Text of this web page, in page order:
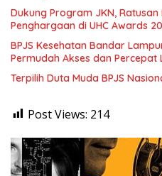
Dukung Program JKN,
Penghargaan di UHC Awards
BPJS Kesehatan Bandar
Permudah Akses dan Percepat
Terpilih Duta Muda BPJS
Post Views: 214